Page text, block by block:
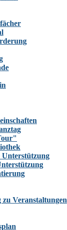
Unterstützung
zu Veranstaltungen